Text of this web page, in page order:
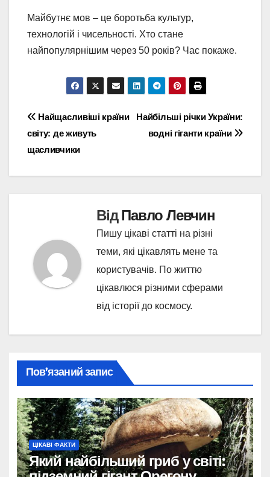
Майбутнє мов – це боротьба культур,
технологій і чисельності. Хто стане
найпопулярнішим через 50 років? Час покаже.
Навігація
записів
Найбільші річки України:
водні гіганти країни
Найщасливіші країни
світу: де живуть
щасливчики
ВідПавло Левчин
Пишу цікаві статті на різні
теми, які цікавлять мене та
користувачів. По життю
цікавлюся різними сферами
від історії до космосу.
Пов’язаний запис
ЦІКАВІ ФАКТИ
Який найбільший гриб у світі: